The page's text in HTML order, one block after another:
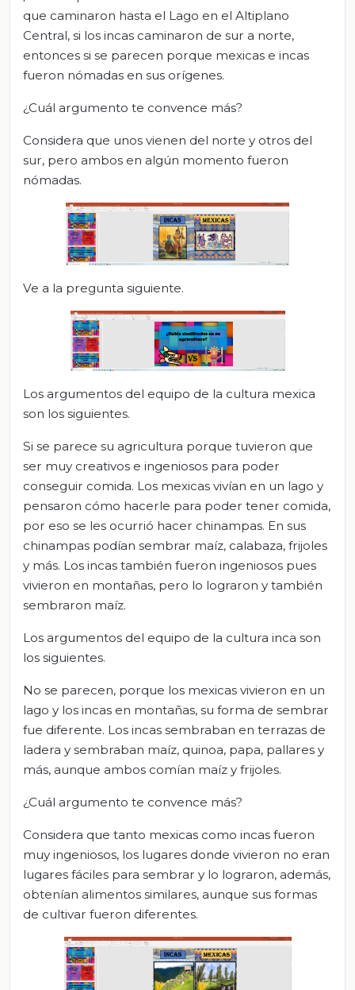
que caminaron hasta el Lago en el Altiplano
Central, si los incas caminaron de sur a norte,
entonces si se parecen porque mexicas e incas
fueron nómadas en sus orígenes.
¿Cuál argumento te convence más?
Considera que unos vienen del norte y otros del
sur, pero ambos en algún momento fueron
nómadas.
Ve a la pregunta siguiente.
Los argumentos del equipo de la cultura mexica
son los siguientes.
Si se parece su agricultura porque tuvieron que
ser muy creativos e ingeniosos para poder
conseguir comida. Los mexicas vivían en un lago y
pensaron cómo hacerle para poder tener comida,
por eso se les ocurrió hacer chinampas. En sus
chinampas podían sembrar maíz, calabaza, frijoles
y más. Los incas también fueron ingeniosos pues
vivieron en montañas, pero lo lograron y también
sembraron maíz.
Los argumentos del equipo de la cultura inca son
los siguientes.
No se parecen, porque los mexicas vivieron en un
lago y los incas en montañas, su forma de sembrar
fue diferente. Los incas sembraban en terrazas de
ladera y sembraban maíz, quinoa, papa, pallares y
más, aunque ambos comían maíz y frijoles.
¿Cuál argumento te convence más?
Considera que tanto mexicas como incas fueron
muy ingeniosos, los lugares donde vivieron no eran
lugares fáciles para sembrar y lo lograron, además,
obtenían alimentos similares, aunque sus formas
de cultivar fueron diferentes.